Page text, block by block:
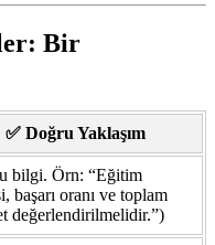
Bir
✅ Doğru Yaklaşım
bilgi. Örn: “Eğitim
başarı oranı ve toplam
değerlendirilmelidir.”)